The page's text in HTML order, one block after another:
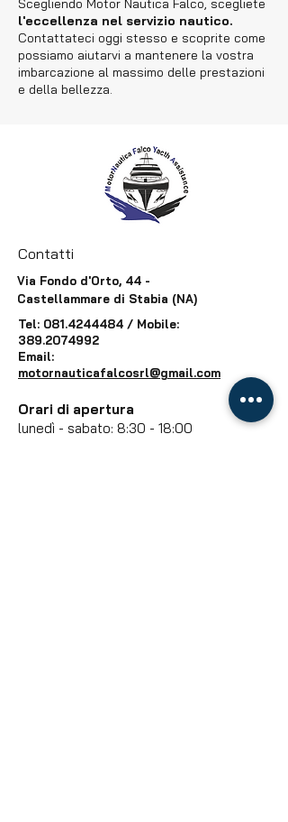
Scegliendo Motor Nautica Falco, scegliete
l'eccellenza nel servizio nautico.
Contattateci oggi stesso e scoprite come
possiamo aiutarvi a mantenere la vostra
imbarcazione al massimo delle prestazioni
e della bellezza.
Contatti
Via Fondo d'Orto, 44 -
Castellammare di Stabia (NA)
Tel: 081.4244484 / Mobile:
389.2074992
Email:
motornauticafalcosrl@gmail.com
Orari di apertura
lunedì - sabato: 8:30 - 18:00